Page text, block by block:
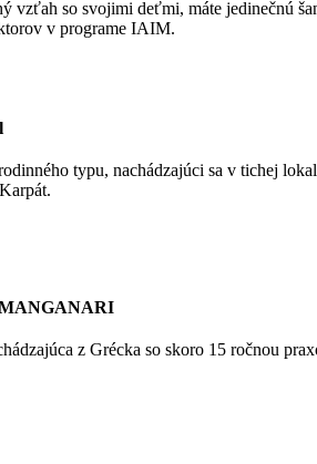
vzťah so svojimi deťmi, máte jedinečnú
v programe IAIM.
typu, nachádzajúci sa v tichej
z Grécka so skoro 15 ročnou